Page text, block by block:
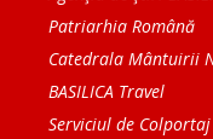
Patriarhia Română
Catedrala Mântuirii
BASILICA Travel
Serviciul de Colportaj